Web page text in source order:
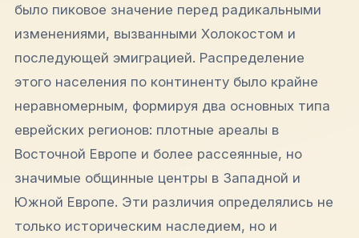
было пиковое значение перед радикальными
изменениями, вызванными Холокостом и
последующей эмиграцией. Распределение
этого населения по континенту было крайне
неравномерным, формируя два основных типа
еврейских регионов: плотные ареалы в
Восточной Европе и более рассеянные, но
значимые общинные центры в Западной и
Южной Европе. Эти различия определялись не
только историческим наследием, но и